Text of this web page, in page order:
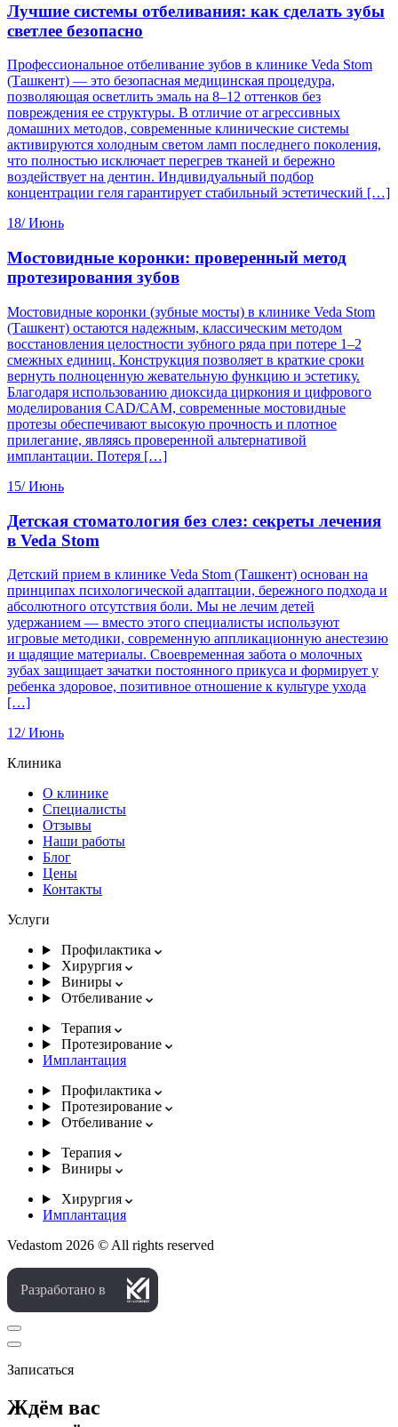
Лучшие системы отбеливания: как сделать зубы
светлее безопасно
Профессиональное отбеливание зубов в клинике Veda Stom
(Ташкент) — это безопасная медицинская процедура,
позволяющая осветлить эмаль на 8–12 оттенков без
повреждения ее структуры. В отличие от агрессивных
домашних методов, современные клинические системы
активируются холодным светом ламп последнего поколения,
что полностью исключает перегрев тканей и бережно
воздействует на дентин. Индивидуальный подбор
концентрации геля гарантирует стабильный эстетический […]
18/ Июнь
Мостовидные коронки: проверенный метод
протезирования зубов
Мостовидные коронки (зубные мосты) в клинике Veda Stom
(Ташкент) остаются надежным, классическим методом
восстановления целостности зубного ряда при потере 1–2
смежных единиц. Конструкция позволяет в краткие сроки
вернуть полноценную жевательную функцию и эстетику.
Благодаря использованию диоксида циркония и цифрового
моделирования CAD/CAM, современные мостовидные
протезы обеспечивают высокую прочность и плотное
прилегание, являясь проверенной альтернативой
имплантации. Потеря […]
15/ Июнь
Детская стоматология без слез: секреты лечения
в Veda Stom
Детский прием в клинике Veda Stom (Ташкент) основан на
принципах психологической адаптации, бережного подхода и
абсолютного отсутствия боли. Мы не лечим детей
удержанием — вместо этого специалисты используют
игровые методики, современную аппликационную анестезию
и щадящие материалы. Своевременная забота о молочных
зубах защищает зачатки постоянного прикуса и формирует у
ребенка здоровое, позитивное отношение к культуре ухода
[…]
12/ Июнь
Клиника
О клинике
Специалисты
Отзывы
Наши работы
Блог
Цены
Контакты
Услуги
Профилактика
Хирургия
Виниры
Отбеливание
Терапия
Протезирование
Имплантация
Профилактика
Протезирование
Отбеливание
Терапия
Виниры
Хирургия
Имплантация
Vedastom 2026 © All rights reserved
Разработано в
Записаться
Ждём вас